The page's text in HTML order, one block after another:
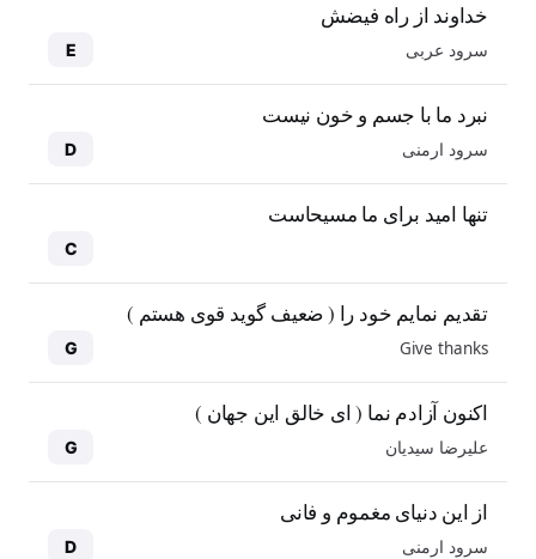
خداوند از راه فیضش
سرود عربی E
نبرد ما با جسم و خون نیست
سرود ارمنی D
تنها امید برای ما مسیحاست
C
تقدیم نمایم خود را ( ضعیف گوید قوی هستم )
Give thanks
G
اکنون آزادم نما ( ای خالق این جهان )
علیرضا سیدیان G
از این دنیای مغموم و فانی
سرود ارمنی D